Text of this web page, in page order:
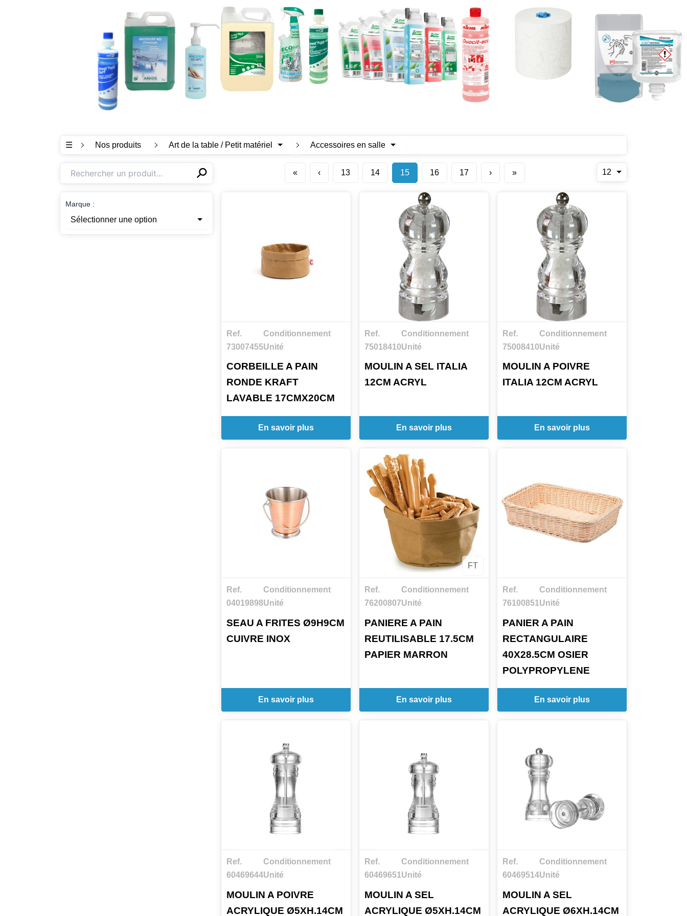
☰ Nos produits Art de la table / Petit matériel Accessoires en salle
✕⚲ « ‹ 13 14 15 16 17 › » 12
Marque :
Sélectionner une option
Ref.
73007455
Conditionnement
Unité
CORBEILLE A PAIN
RONDE KRAFT
LAVABLE 17CMX20CM
En savoir plus
Ref.
75018410
Conditionnement
Unité
MOULIN A SEL ITALIA
12CM ACRYL
En savoir plus
Ref.
75008410
Conditionnement
Unité
MOULIN A POIVRE
ITALIA 12CM ACRYL
En savoir plus
Ref.
04019898
Conditionnement
Unité
SEAU A FRITES Ø9H9CM
CUIVRE INOX
En savoir plus
FT
Ref.
76200807
Conditionnement
Unité
PANIERE A PAIN
REUTILISABLE 17.5CM
PAPIER MARRON
En savoir plus
Ref.
76100851
Conditionnement
Unité
PANIER A PAIN
RECTANGULAIRE
40X28.5CM OSIER
POLYPROPYLENE
En savoir plus
Ref.
60469644
Conditionnement
Unité
MOULIN A POIVRE
ACRYLIQUE Ø5XH.14CM
Ref.
60469651
Conditionnement
Unité
MOULIN A SEL
ACRYLIQUE Ø5XH.14CM
Ref.
60469514
Conditionnement
Unité
MOULIN A SEL
ACRYLIQUE Ø6XH.14CM